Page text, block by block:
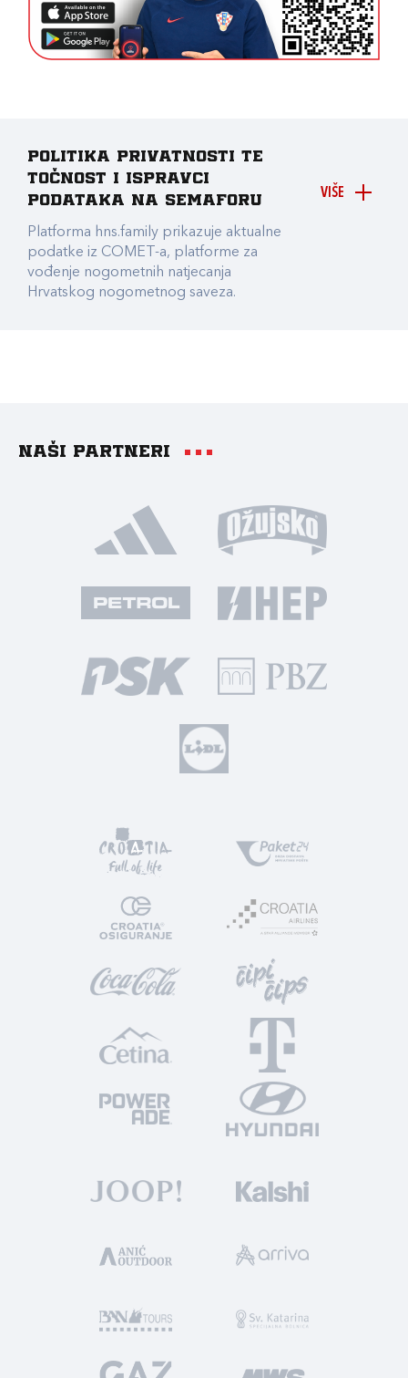
VIŠE
Politika privatnosti te
točnost i ispravci
podataka na Semaforu
Platforma hns.family prikazuje aktualne
podatke iz COMET-a, platforme za
vođenje nogometnih natjecanja
Hrvatskog nogometnog saveza.
Naši partneri